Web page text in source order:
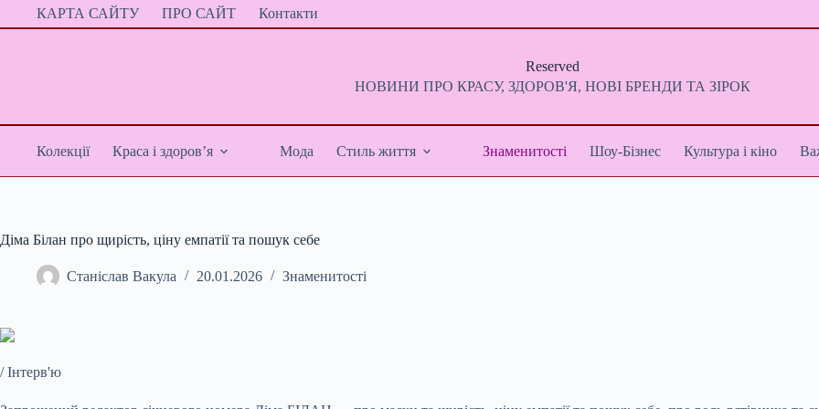
ПерейтиКАРТА САЙТУ ПРО САЙТ Контакти
Reserved
НОВИНИ ПРО КРАСУ, ЗДОРОВ'Я, НОВІ БРЕНДИ ТА ЗІРОК
Колекції Краса і здоров’я Мода Стиль життя Знаменитості Шоу-Бізнес Культура і кіно
Діма Білан про щирість, ціну емпатії та пошук себе
Станіслав Вакула 20.01.2026 Знаменитості
/ Інтерв'ю